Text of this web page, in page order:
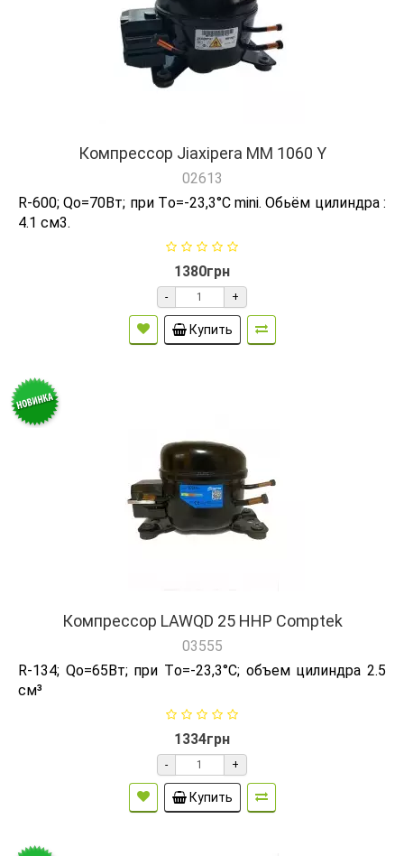
Компрессор Jiaxipera ММ 1060 Y
02613
R-600; Qо=70Вт; при Tо=-23,3°C mini. Обьём цилиндра :
4.1 см3.
1380грн
- +
Купить
Компрессор LAWQD 25 HHP Comptek
03555
R-134; Qо=65Вт; при Tо=-23,3°C; объем цилиндра 2.5
см³
1334грн
- +
Купить